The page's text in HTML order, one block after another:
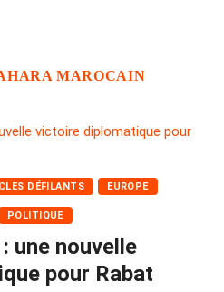
MAROCAIN
DÉFILANTS EUROPE
POLITIQUE
une nouvelle
pour Rabat